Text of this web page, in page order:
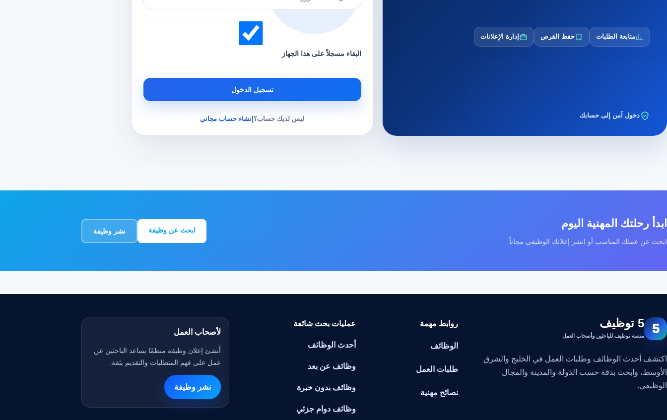
متابعة الطلبات حفظ الفرص إدارة الإعلانات
دخول آمن إلى حسابك
البقاء مسجلاً على هذا الجهاز
تسجيل الدخول
ليس لديك حساب؟ إنشاء حساب مجاني
ابدأ رحلتك المهنية اليوم
ابحث عن عملك المناسب أو انشر إعلانك الوظيفي مجاناً.
ابحث عن وظيفة نشر وظيفة
5 5 توظيف
منصة توظيف للباحثين وأصحاب العمل
اكتشف أحدث الوظائف وطلبات العمل في الخليج والشرق
الأوسط، وابحث بدقة حسب الدولة والمدينة والمجال
الوظيفي.
روابط مهمة
الوظائف
طلبات العمل
نصائح مهنية
عمليات بحث شائعة
أحدث الوظائف
وظائف عن بعد
وظائف بدون خبرة
وظائف دوام جزئي
لأصحاب العمل
أنشئ إعلان وظيفة منظمًا يساعد الباحثين عن
عمل على فهم المتطلبات والتقديم بثقة.
نشر وظيفة